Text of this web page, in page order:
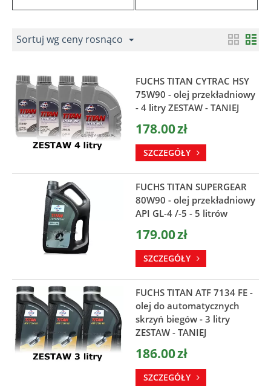
Sortuj wg ceny rosnąco
FUCHS TITAN CYTRAC HSY
75W90 - olej przekładniowy
- 4 litry ZESTAW - TANIEJ
178.00zł
SZCZEGÓŁY
FUCHS TITAN SUPERGEAR
80W90 - olej przekładniowy
API GL-4 /-5 - 5 litrów
179.00zł
SZCZEGÓŁY
FUCHS TITAN ATF 7134 FE -
olej do automatycznych
skrzyń biegów - 3 litry
ZESTAW - TANIEJ
186.00zł
SZCZEGÓŁY